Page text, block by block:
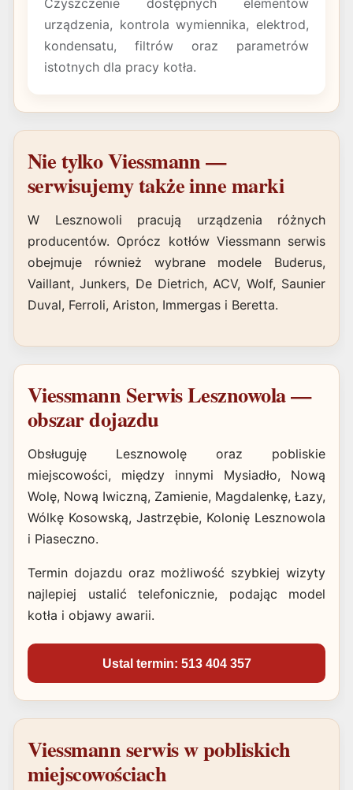
Czyszczenie dostępnych elementów
urządzenia, kontrola wymiennika, elektrod,
kondensatu, filtrów oraz parametrów
istotnych dla pracy kotła.
Nie tylko Viessmann —
serwisujemy także inne marki
W Lesznowoli pracują urządzenia różnych
producentów. Oprócz kotłów Viessmann serwis
obejmuje również wybrane modele Buderus,
Vaillant, Junkers, De Dietrich, ACV, Wolf, Saunier
Duval, Ferroli, Ariston, Immergas i Beretta.
Viessmann Serwis Lesznowola —
obszar dojazdu
Obsługuję Lesznowolę oraz pobliskie
miejscowości, między innymi Mysiadło, Nową
Wolę, Nową Iwiczną, Zamienie, Magdalenkę, Łazy,
Wólkę Kosowską, Jastrzębie, Kolonię Lesznowola
i Piaseczno.
Termin dojazdu oraz możliwość szybkiej wizyty
najlepiej ustalić telefonicznie, podając model
kotła i objawy awarii.
Ustal termin: 513 404 357
Viessmann serwis w pobliskich
miejscowościach